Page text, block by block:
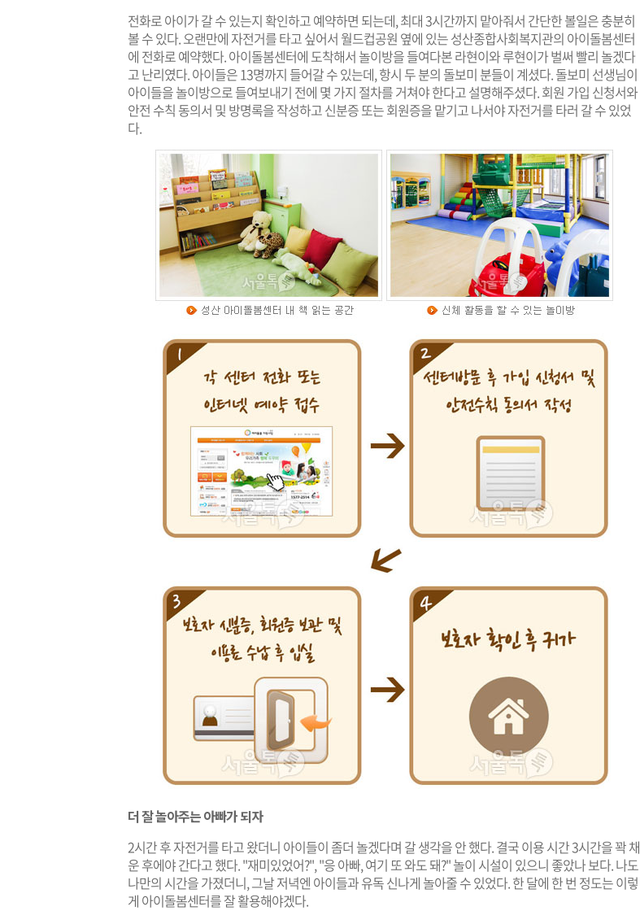
전화로 아이가 갈 수 있는지 확인하고 예약하면 되는데, 최대 3시간까지 맡아줘서 간단한 볼일은 충분히
볼 수 있다. 오랜만에 자전거를 타고 싶어서 월드컵공원 옆에 있는 성산종합사회복지관의 아이돌봄센터
에 전화로 예약했다. 아이돌봄센터에 도착해서 놀이방을 들여다본 라현이와 루현이가 벌써 빨리 놀겠다
고 난리였다. 아이들은 13명까지 들어갈 수 있는데, 항시 두 분의 돌보미 분들이 계셨다. 돌보미 선생님이
아이들을 놀이방으로 들여보내기 전에 몇 가지 절차를 거쳐야 한다고 설명해주셨다. 회원 가입 신청서와
안전 수칙 동의서 및 방명록을 작성하고 신분증 또는 회원증을 맡기고 나서야 자전거를 타러 갈 수 있었
다.
더 잘 놀아주는 아빠가 되자
2시간 후 자전거를 타고 왔더니 아이들이 좀더 놀겠다며 갈 생각을 안 했다. 결국 이용 시간 3시간을 꽉 채
운 후에야 간다고 했다. "재미있었어?", "응 아빠, 여기 또 와도 돼?" 놀이 시설이 있으니 좋았나 보다. 나도
나만의 시간을 가졌더니, 그날 저녁엔 아이들과 유독 신나게 놀아줄 수 있었다. 한 달에 한 번 정도는 이렇
게 아이돌봄센터를 잘 활용해야겠다.